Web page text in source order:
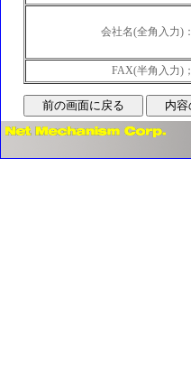
会社名(全角入力)：
FAX(半角入力)；